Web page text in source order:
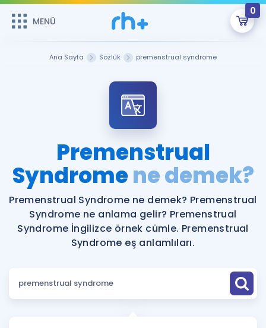
MENÜ
0
Şifremi Hatırlamıyorum
Sepetin Şu An Boş.
Remzi Hoca ile seni sınava hazırlayacak onlarca eğitim seni
bekliyor!
MENÜ
Katılımcı Görüşleri
Faydalı Araçlar
Ücretsiz Kaynaklar
Blog
İngilizce Gramer
Kariyer
Ana Sayfa Sözlük premenstrual syndrome
Premenstrual
Syndromene demek?
Premenstrual Syndrome ne demek? Premenstrual
Syndrome ne anlama gelir? Premenstrual
Syndrome İngilizce örnek cümle. Premenstrual
Syndrome eş anlamlıları.